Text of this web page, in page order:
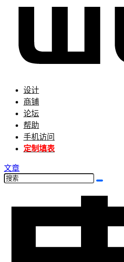
设计
商铺
论坛
帮助
手机访问
定制填表
文章